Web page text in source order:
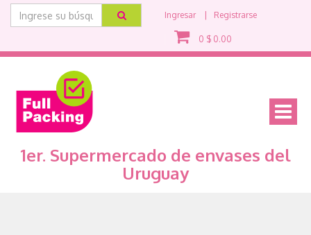
Ingresar Registrarse
0 $ 0.00
menu
1er. Supermercado de envases del
Uruguay